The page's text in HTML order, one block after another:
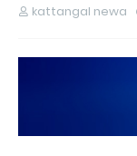
kattangal newa